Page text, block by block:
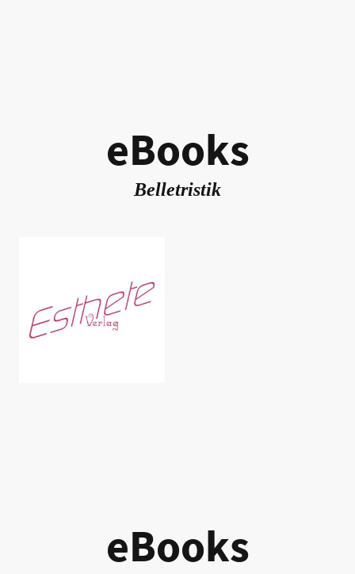
eBooks
Belletristik
eBooks